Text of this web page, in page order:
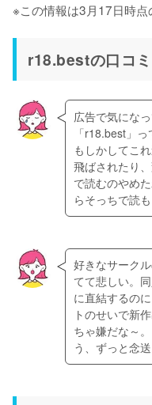
※この情報は3月17日時点
r18.bestの口コミ
広告で気にな
「r18.best」
もしかしてこ
飛ばされたり
で読むのやめ
らそっちで読も
好きなサーク
てて悲しい。
に直結するの
トのせいで新
ちゃ嫌だな～
う、ずっと念送